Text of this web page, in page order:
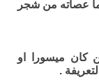
مستخدما عصاته من شجر
كان ميسورا او
.